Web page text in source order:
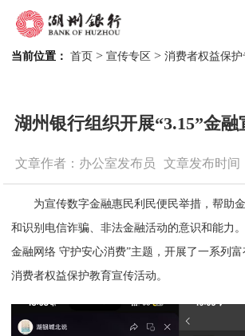
当前位置： 首页 >宣传专区 >消费者权益保护
湖州银行组织开展“3.15”金
文章作者：办公室发布员 文章发布时间
为宣传数字金融惠民利民便民举措，帮助
和识别电信诈骗、非法金融活动的意识和能力
金融网络 守护安心消费”主题，开展了一系列富
消费者权益保护教育宣传活动。